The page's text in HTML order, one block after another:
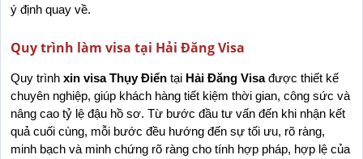
ý định quay về.
Quy trình làm visa tại Hải Đăng Visa
Quy trình xin visa Thụy Điển tại Hải Đăng Visa được thiết kế
chuyên nghiệp, giúp khách hàng tiết kiệm thời gian, công sức và
nâng cao tỷ lệ đậu hồ sơ. Từ bước đầu tư vấn đến khi nhận kết
quả cuối cùng, mỗi bước đều hướng đến sự tối ưu, rõ ràng,
minh bạch và minh chứng rõ ràng cho tính hợp pháp, hợp lệ của